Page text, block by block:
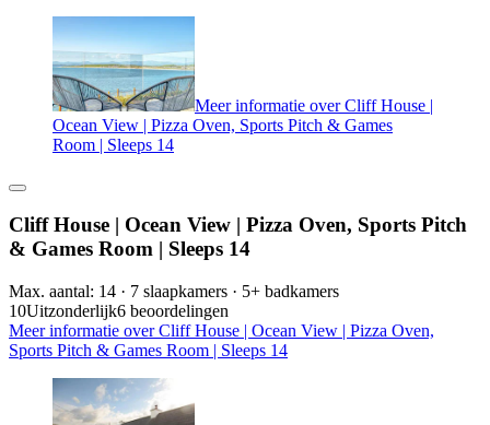
Meer informatie over Cliff House |
Ocean View | Pizza Oven, Sports Pitch & Games
Room | Sleeps 14
Cliff House | Ocean View | Pizza Oven, Sports Pitch
& Games Room | Sleeps 14
Max. aantal: 14 · 7 slaapkamers · 5+ badkamers
10Uitzonderlijk6 beoordelingen
Meer informatie over Cliff House | Ocean View | Pizza Oven,
Sports Pitch & Games Room | Sleeps 14